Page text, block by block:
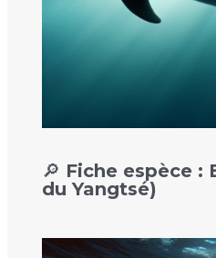
🔎 Fiche espèce :
du Yangtsé)